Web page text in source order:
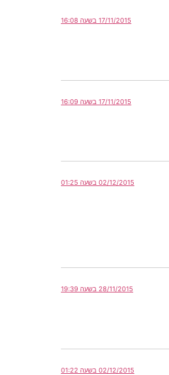
17/11/2015 בשעה 16:08
17/11/2015 בשעה 16:09
02/12/2015 בשעה 01:25
28/11/2015 בשעה 19:39
02/12/2015 בשעה 01:22